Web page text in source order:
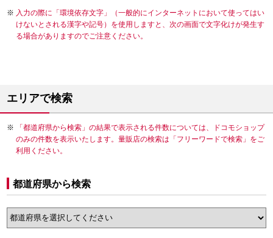
入力の際に「環境依存文字」（一般的にインターネットにおいて使ってはい
けないとされる漢字や記号）を使用しますと、次の画面で文字化けが発生す
る場合がありますのでご注意ください。
エリアで検索
「都道府県から検索」の結果で表示される件数については、ドコモショップ
のみの件数を表示いたします。量販店の検索は「フリーワードで検索」をご
利用ください。
都道府県から検索